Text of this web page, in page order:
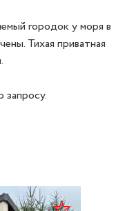
городок у моря в
Тихая приватная